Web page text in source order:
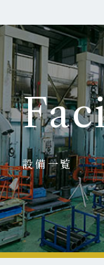
設備一覧